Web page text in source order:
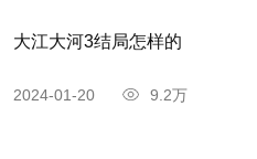
大江大河3结局怎样的
2024-01-20 9.2万